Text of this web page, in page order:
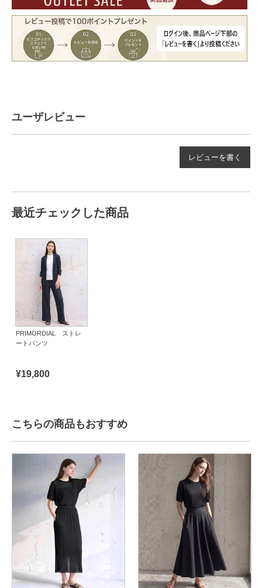
ユーザレビュー
レビューを書く
最近チェックした商品
PRIMORDIAL ストレ
ートパンツ
¥19,800
こちらの商品もおすすめ